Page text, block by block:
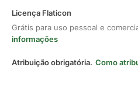
Licença Flaticon
Grátis para uso pessoal e
informações
Atribuição obrigatória. Como